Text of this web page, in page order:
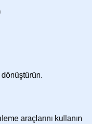
araçlarını kullanın